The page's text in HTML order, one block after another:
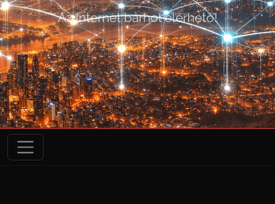
Az Internet bárhol elérhető!